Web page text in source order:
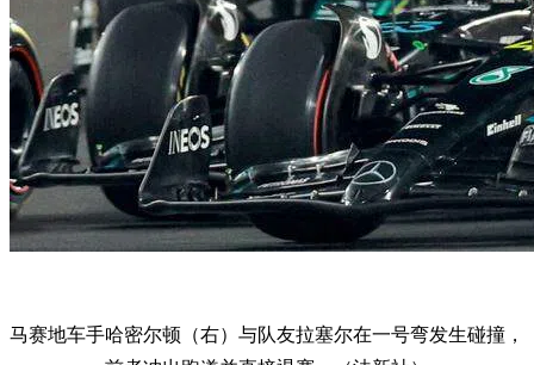
马赛地车手哈密尔顿（右）与队友拉塞尔在一号弯发生碰撞，